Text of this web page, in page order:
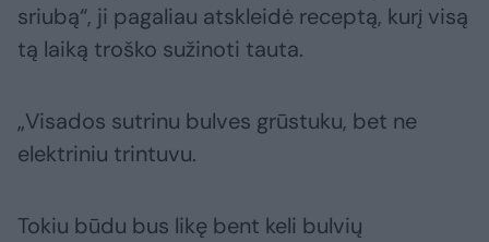
sriubą“, ji pagaliau atskleidė receptą, kurį visą
tą laiką troško sužinoti tauta.
„Visados sutrinu bulves grūstuku, bet ne
elektriniu trintuvu.
Tokiu būdu bus likę bent keli bulvių